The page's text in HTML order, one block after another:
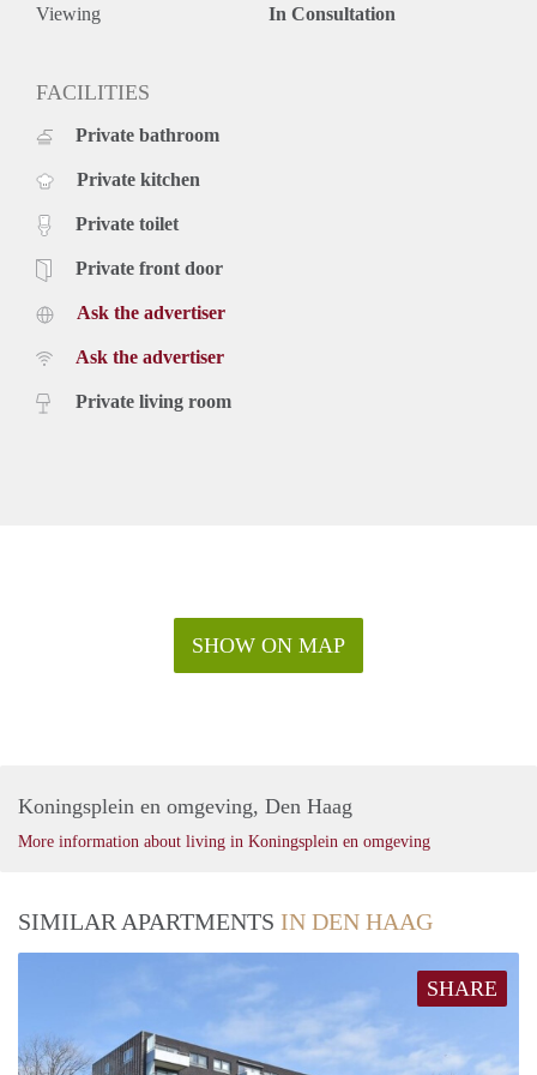
- Wasmachine en droger aansluiting
Voorwaarden:
- Max. 2 jaar contract
- Huisvestingvergunning (kosten voor huurder)
- Geen huisdieren toegestaan
- Optioneel extra services Vesting Vastgoed (zie regels en
voorwaarden)
Viewing In Consultation
FACILITIES
Private bathroom
Private kitchen
Private toilet
Private front door
Ask the advertiser
Ask the advertiser
Private living room
SHOW ON MAP
Koningsplein en omgeving, Den Haag
More information about living in Koningsplein en omgeving
SIMILAR APARTMENTS IN DEN HAAG
SHARE